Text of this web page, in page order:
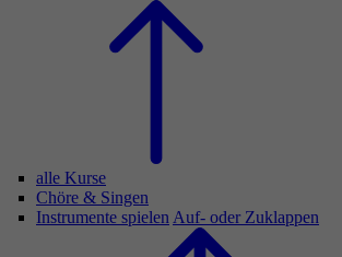
alle Kurse
Chöre & Singen
Instrumente spielen Auf- oder Zuklappen